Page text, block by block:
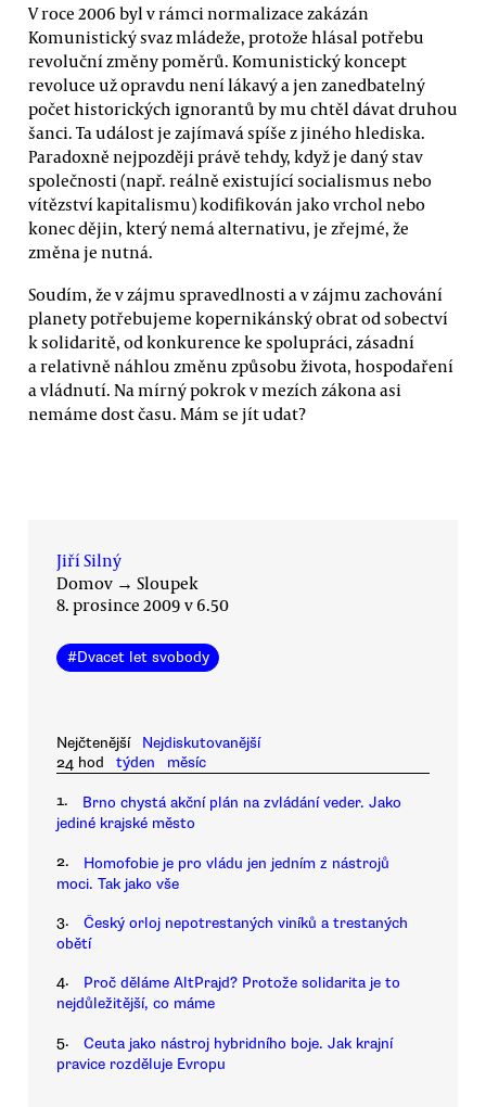
V roce 2006 byl v rámci normalizace zakázán
Komunistický svaz mládeže, protože hlásal potřebu
revoluční změny poměrů. Komunistický koncept
revoluce už opravdu není lákavý a jen zanedbatelný
počet historických ignorantů by mu chtěl dávat druhou
šanci. Ta událost je zajímavá spíše z jiného hlediska.
Paradoxně nejpozději právě tehdy, když je daný stav
společnosti (např. reálně existující socialismus nebo
vítězství kapitalismu) kodifikován jako vrchol nebo
konec dějin, který nemá alternativu, je zřejmé, že
změna je nutná.
Soudím, že v zájmu spravedlnosti a v zájmu zachování
planety potřebujeme kopernikánský obrat od sobectví
k solidaritě, od konkurence ke spolupráci, zásadní
a relativně náhlou změnu způsobu života, hospodaření
a vládnutí. Na mírný pokrok v mezích zákona asi
nemáme dost času. Mám se jít udat?
Jiří Silný
Domov → Sloupek
8. prosince 2009 v 6.50
#Dvacet let svobody
Nejčtenější
Nejdiskutovanější
24 hod
týden měsíc
1.
Brno chystá akční plán na zvládání veder. Jako
jediné krajské město
2.
Homofobie je pro vládu jen jedním z nástrojů
moci. Tak jako vše
3.
Český orloj nepotrestaných viníků a trestaných
obětí
4.
Proč děláme AltPrajd? Protože solidarita je to
nejdůležitější, co máme
5.
Ceuta jako nástroj hybridního boje. Jak krajní
pravice rozděluje Evropu